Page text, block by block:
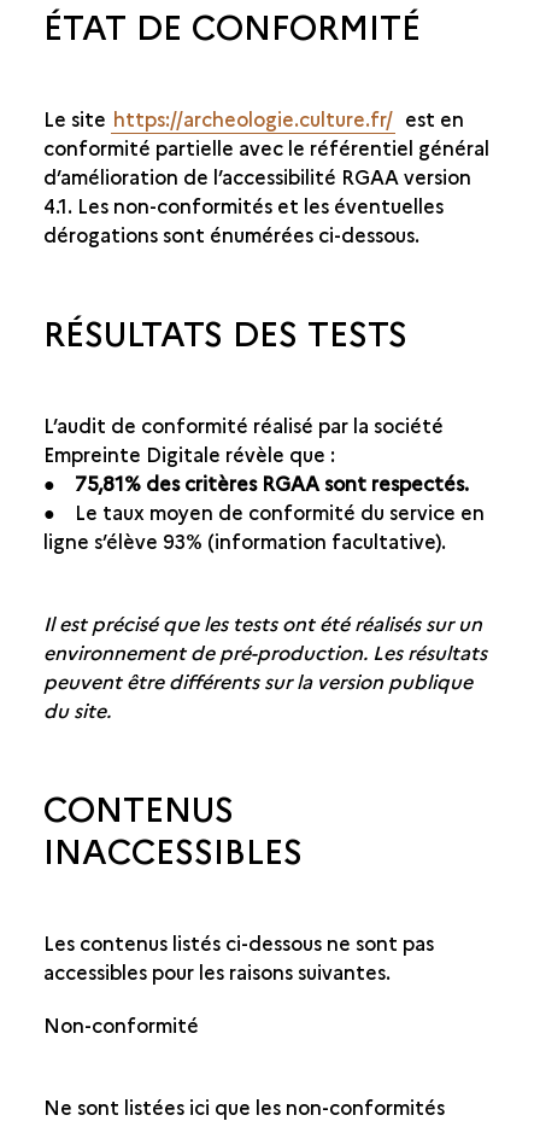
ÉTAT DE CONFORMITÉ
Le site https://archeologie.culture.fr/ est en
conformité partielle avec le référentiel général
d’amélioration de l’accessibilité RGAA version
4.1. Les non-conformités et les éventuelles
dérogations sont énumérées ci-dessous.
RÉSULTATS DES TESTS
L’audit de conformité réalisé par la société
Empreinte Digitale révèle que :
● 75,81% des critères RGAA sont respectés.
● Le taux moyen de conformité du service en
ligne s’élève 93% (information facultative).
Il est précisé que les tests ont été réalisés sur un
environnement de pré-production. Les résultats
peuvent être différents sur la version publique
du site.
CONTENUS
INACCESSIBLES
Les contenus listés ci-dessous ne sont pas
accessibles pour les raisons suivantes.
Non-conformité
Ne sont listées ici que les non-conformités